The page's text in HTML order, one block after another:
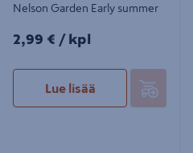
Nelson Garden Early summer
2,99€/kpl
2,99 € / kpl
Lue lisää